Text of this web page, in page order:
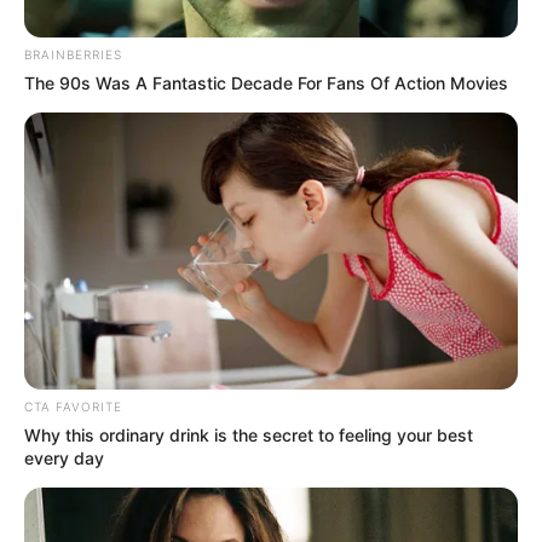
Asamblea de Antioquia
Asamblea Departamental de Antioquia.
Por: Martín Manuel Díaz Rubio
Noviembre 6, 2025
BRAINBERRIES
The 90s Was A Fantastic Decade For Fans Of Action Movies
CTA FAVORITE
Why this ordinary drink is the secret to feeling your best
every day